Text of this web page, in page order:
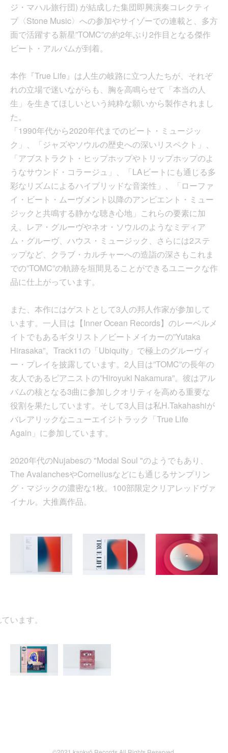
ジ・マハル旅行団) が結成した集団即興演奏コレクティ
ブ〈Stone Music〉への参加やサイゾーでの連載と、多方
面で活躍する新星”TOMC”の約2年ぶり2作目となる傑作
ビート・アルバムが到着。
本作『True Life』は人生の岐路に立つ人たちが、それぞ
れの立場で迷いながらも、胸を高鳴らせて「本当の人
生」を生きてほしいという純粋な願いから製作されまし
た。
「1990年代から2020年代までのビート・ミュージッ
ク」、「ジャズやソウルの歴史への深いリスペクト」、
「アブストラクト・ヒップホップやトリップホップのよ
うなサウンド・コラージュ」、「LAビートにも通じる多
彩なリズムによるハイブリッドな音楽性」、「ローファ
イ・ビート・ムーヴメント以降のアンビエント・ミュー
ジックと共鳴する静かな聴き心地」これらの要素に加
え、レア・グルーヴやネオ・ソウルのようなミディア
ム・グルーヴ、ハウス・ミュージック、さらには2ステ
ップなど、クラブ・カルチャーへの造詣の深さもこれま
での”TOMC”の軌跡を垣間見ることができるユニークな作
品に仕上がっています。
また、本作にはゲストとして3人の邦人作家が参加して
います。一人目は【Inner Ocean Records】のレーベルメ
イトでもあるギタリスト／ビートメイカーの”Yutaka
Hirasaka”。Track11の「Ubiquity」で極上のグルーヴィ
ー・プレイを披露しています。2人目は”TOMC”の長年の
友人であるピアニストの”Hiroyuki Nakamura”。彼はアル
バムの核となる3曲に参加しクオリティを高める重要な
役割を果たしています。そして3人目は私H.Takahashiが
バレアリックなニューエイジトラック「True Life
Again」に参加しています。
2020年代のNujabesの "Modal Soul "のようでもあり、
The AvalanchesやCorneliusなどにも通じるサンプリン
グ・マジックの濃密な1枚。100部限定クリアレッドヴァ
イナル。大推薦作品。
す。